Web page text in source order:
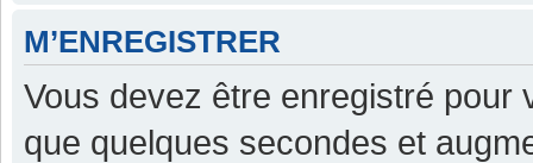
M’ENREGISTRER
Vous devez être enregistré pour
que quelques secondes et